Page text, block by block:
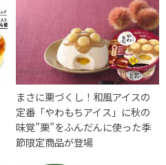
まさに栗づくし！和風アイスの
定番「やわもちアイス」に秋の
味覚”栗”をふんだんに使った季
節限定商品が登場